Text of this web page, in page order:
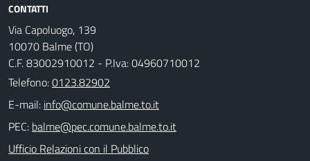
CONTATTI
Via Capoluogo, 139
10070 Balme (TO)
C.F. 83002910012 - P.Iva: 04960710012
Telefono:0123.82902
E-mail:
PEC:
Ufficio Relazioni con il Pubblico